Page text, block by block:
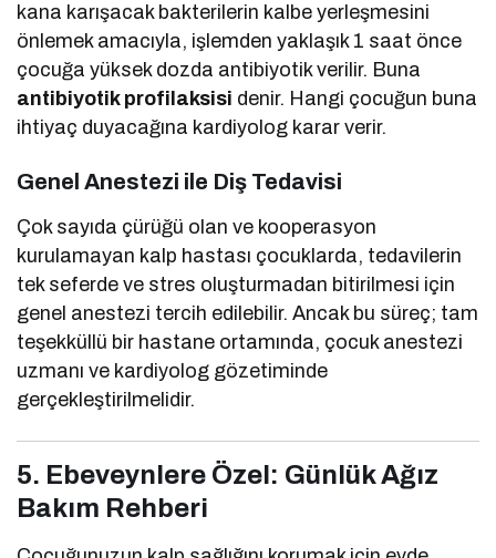
kana karışacak bakterilerin kalbe yerleşmesini
önlemek amacıyla, işlemden yaklaşık 1 saat önce
çocuğa yüksek dozda antibiyotik verilir. Buna
antibiyotik profilaksisi denir. Hangi çocuğun buna
ihtiyaç duyacağına kardiyolog karar verir.
Genel Anestezi ile Diş Tedavisi
Çok sayıda çürüğü olan ve kooperasyon
kurulamayan kalp hastası çocuklarda, tedavilerin
tek seferde ve stres oluşturmadan bitirilmesi için
genel anestezi tercih edilebilir. Ancak bu süreç; tam
teşekküllü bir hastane ortamında, çocuk anestezi
uzmanı ve kardiyolog gözetiminde
gerçekleştirilmelidir.
5. Ebeveynlere Özel: Günlük Ağız
Bakım Rehberi